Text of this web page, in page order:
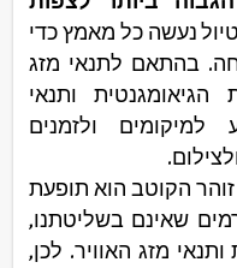
נעשה כל מאמץ כדי
בהתאם לתנאי מזג
הגיאומגנטית ותנאי
ולזמנים
הקוטב הוא תופעת
שאינם בשליטתנו,
מזג האוויר. לכן,